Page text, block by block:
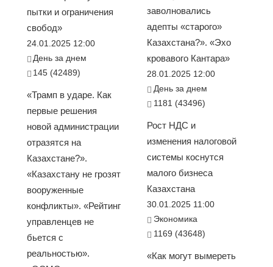
пытки и ограничения
свобод»
24.01.2025 12:00
День за днем
145 (42489)
«Трамп в ударе. Как
первые решения
новой администрации
отразятся на
Казахстане?».
«Казахстану не грозят
вооруженные
конфликты». «Рейтинг
управленцев не
бьется с
реальностью».
заволновались
адепты «старого»
Казахстана?». «Эхо
кровавого Кантара»
28.01.2025 12:00
День за днем
1181 (43496)
Рост НДС и
изменения налоговой
системы коснутся
малого бизнеса
Казахстана
30.01.2025 11:00
Экономика
1169 (43648)
«Как могут вымереть